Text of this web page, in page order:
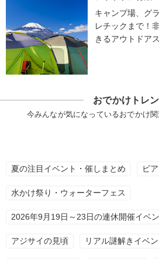
キャンプ場、グ
レチックまで！
きるアウトドア
おでかけトレ
今みんなが気になっているおでかけ
夏の注目イベント・催しまとめ ビ
水かけ祭り・ウォーターフェス
2026年9月19日～23日の連休開催イベ
アジサイの見頃 リアル謎解きイベン